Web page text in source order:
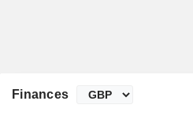
Finances